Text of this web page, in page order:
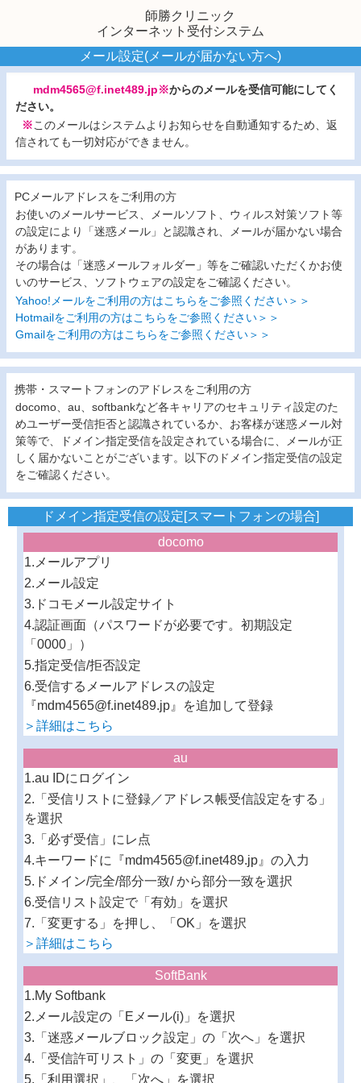
師勝クリニック
インターネット受付システム
メール設定(メールが届かない方へ)
mdm4565@f.inet489.jp※からのメールを受信可能にしてく
ださい。
※このメールはシステムよりお知らせを自動通知するため、返
信されても一切対応ができません。
PCメールアドレスをご利用の方
お使いのメールサービス、メールソフト、ウィルス対策ソフト等
の設定により「迷惑メール」と認識され、メールが届かない場合
があります。
その場合は「迷惑メールフォルダー」等をご確認いただくかお使
いのサービス、ソフトウェアの設定をご確認ください。
Yahoo!メールをご利用の方はこちらをご参照ください＞＞
Hotmailをご利用の方はこちらをご参照ください＞＞
Gmailをご利用の方はこちらをご参照ください＞＞
携帯・スマートフォンのアドレスをご利用の方
docomo、au、softbankなど各キャリアのセキュリティ設定のた
めユーザー受信拒否と認識されているか、お客様が迷惑メール対
策等で、ドメイン指定受信を設定されている場合に、メールが正
しく届かないことがございます。以下のドメイン指定受信の設定
をご確認ください。
ドメイン指定受信の設定[スマートフォンの場合]
docomo
1.メールアプリ
2.メール設定
3.ドコモメール設定サイト
4.認証画面（パスワードが必要です。初期設定
「0000」）
5.指定受信/拒否設定
6.受信するメールアドレスの設定
『mdm4565@f.inet489.jp』を追加して登録
＞詳細はこちら
au
1.au IDにログイン
2.「受信リストに登録／アドレス帳受信設定をする」
を選択
3.「必ず受信」にレ点
4.キーワードに『mdm4565@f.inet489.jp』の入力
5.ドメイン/完全/部分一致/ から部分一致を選択
6.受信リスト設定で「有効」を選択
7.「変更する」を押し、「OK」を選択
＞詳細はこちら
SoftBank
1.My Softbank
2.メール設定の「Eメール(i)」を選択
3.「迷惑メールブロック設定」の「次へ」を選択
4.「受信許可リスト」の「変更」を選択
5.「利用選択」、「次へ」を選択